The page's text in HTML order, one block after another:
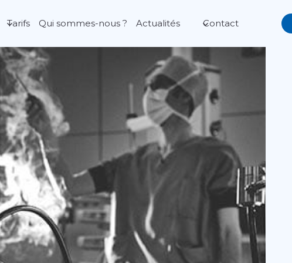
Tarifs Qui sommes-nous ? Actualités Contact